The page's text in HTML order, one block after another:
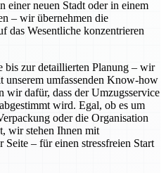
einer neuen Stadt oder in einem
– wir übernehmen die
das Wesentliche konzentrieren
bis zur detaillierten Planung – wir
umfassenden Know-how
wir dafür, dass der Umzugsservice
wird. Egal, ob es um
oder die Organisation
wir stehen Ihnen mit
– für einen stressfreien Start